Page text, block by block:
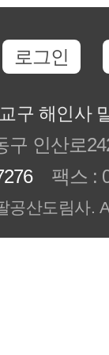
로그인
구 해인사
구 인산로
팩스 :
산도림사.